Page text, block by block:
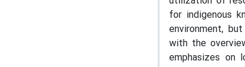
for indigenous
environment,
with the
emphasizes on